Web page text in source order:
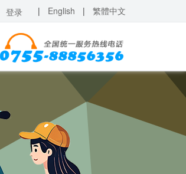
登录 | English | 繁體中文